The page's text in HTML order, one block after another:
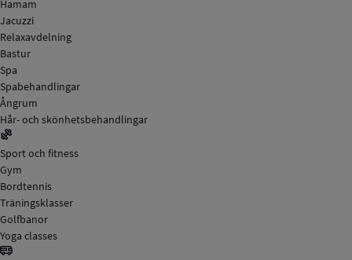
Hamam
Jacuzzi
Relaxavdelning
Bastur
Spa
Spabehandlingar
Ångrum
Hår- och skönhetsbehandlingar
Sport och fitness
Gym
Bordtennis
Träningsklasser
Golfbanor
Yoga classes